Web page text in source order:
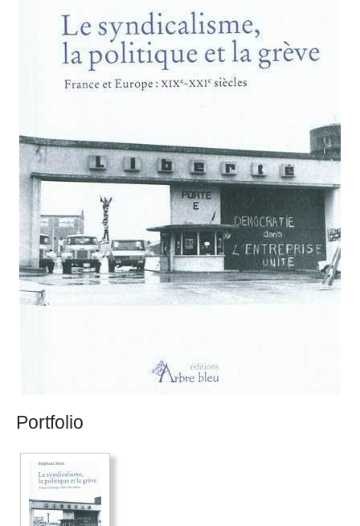
Portfolio